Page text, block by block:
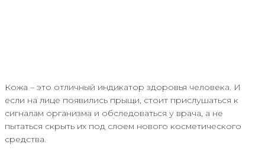
Кожа – это отличный индикатор здоровья человека. И
если на лице появились прыщи, стоит прислушаться к
сигналам организма и обследоваться у врача, а не
пытаться скрыть их под слоем нового косметического
средства.